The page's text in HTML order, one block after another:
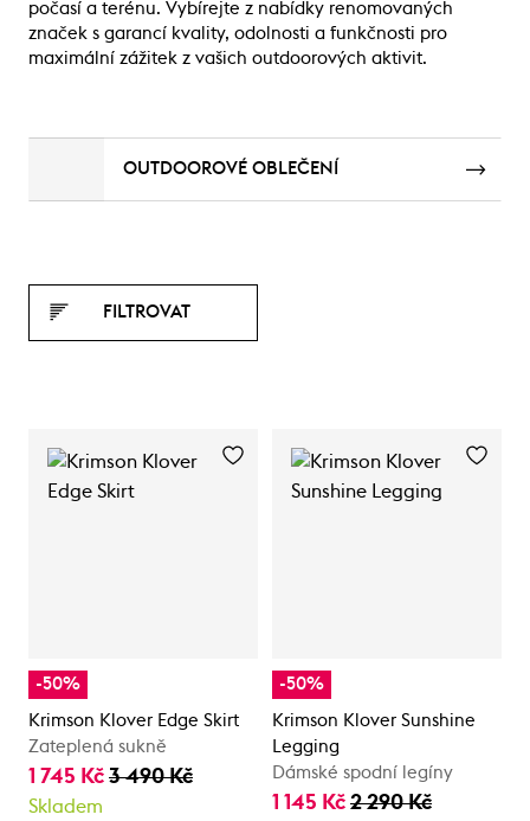
počasí a terénu. Vybírejte z nabídky renomovaných
značek s garancí kvality, odolnosti a funkčnosti pro
maximální zážitek z vašich outdoorových aktivit.
OUTDOOROVÉ OBLEČENÍ
FILTROVAT
-50%
Krimson Klover Edge Skirt
Zateplená sukně
1 745 Kč 3 490 Kč
Skladem
-50%
Krimson Klover Sunshine
Legging
Dámské spodní legíny
1 145 Kč 2 290 Kč